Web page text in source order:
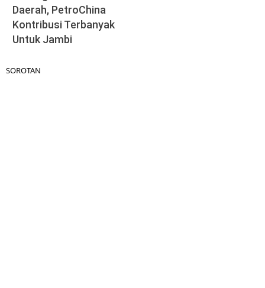
Daerah, PetroChina
Kontribusi Terbanyak
Untuk Jambi
SOROTAN